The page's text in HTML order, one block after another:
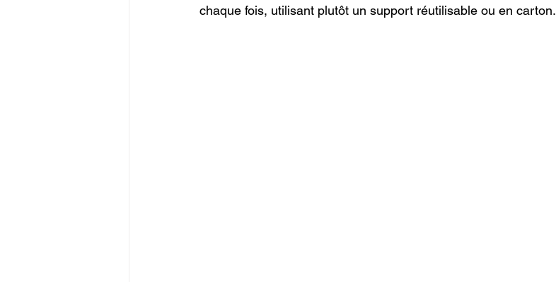
chaque fois, utilisant plutôt un support réutilisable ou en carton.